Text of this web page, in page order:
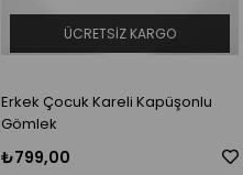
Erkek Çocuk Kareli Kapüşonlu
Gömlek
₺799,00
ÜCRETSIZ KARGO